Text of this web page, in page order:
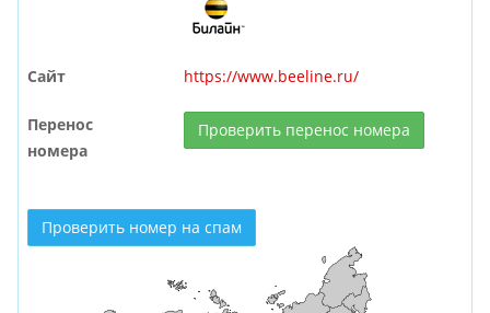
Сайт https://www.beeline.ru/
Перенос
номера
Проверить перенос номера
Проверить номер на спам